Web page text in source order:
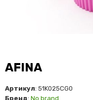
AFINA
Артикул: 51K025CG0
Бренд: No brand